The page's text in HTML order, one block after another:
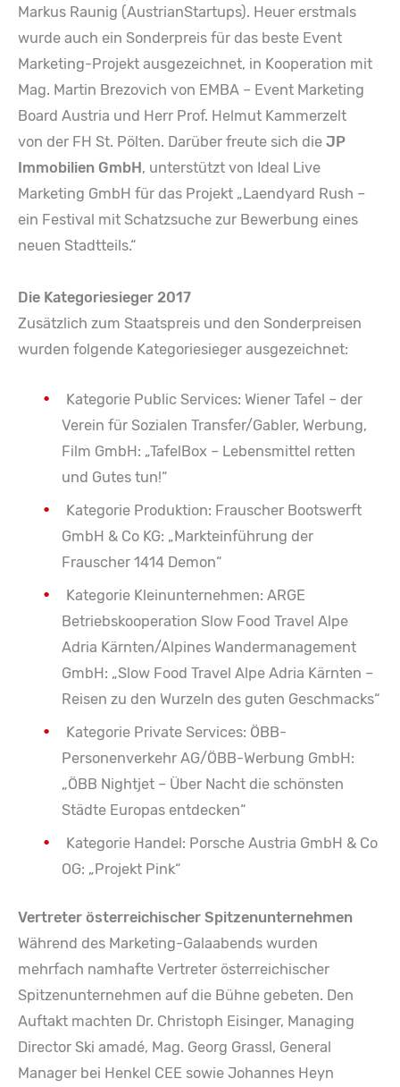
Markus Raunig (AustrianStartups). Heuer erstmals
wurde auch ein Sonderpreis für das beste Event
Marketing-Projekt ausgezeichnet, in Kooperation mit
Mag. Martin Brezovich von EMBA – Event Marketing
Board Austria und Herr Prof. Helmut Kammerzelt
von der FH St. Pölten. Darüber freute sich die JP
Immobilien GmbH , unterstützt von Ideal Live
Marketing GmbH für das Projekt „Laendyard Rush –
ein Festival mit Schatzsuche zur Bewerbung eines
neuen Stadtteils.“
Die Kategoriesieger 2017
Zusätzlich zum Staatspreis und den Sonderpreisen
wurden folgende Kategoriesieger ausgezeichnet:
Kategorie Public Services: Wiener Tafel – der
Verein für Sozialen Transfer/Gabler, Werbung,
Film GmbH: „TafelBox – Lebensmittel retten
und Gutes tun!“
Kategorie Produktion: Frauscher Bootswerft
GmbH & Co KG: „Markteinführung der
Frauscher 1414 Demon“
Kategorie Kleinunternehmen: ARGE
Betriebskooperation Slow Food Travel Alpe
Adria Kärnten/Alpines Wandermanagement
GmbH: „Slow Food Travel Alpe Adria Kärnten –
Reisen zu den Wurzeln des guten Geschmacks“
Kategorie Private Services: ÖBB-
Personenverkehr AG/ÖBB-Werbung GmbH:
„ÖBB Nightjet – Über Nacht die schönsten
Städte Europas entdecken“
Kategorie Handel: Porsche Austria GmbH & Co
OG: „Projekt Pink“
Vertreter österreichischer Spitzenunternehmen
Während des Marketing-Galaabends wurden
mehrfach namhafte Vertreter österreichischer
Spitzenunternehmen auf die Bühne gebeten. Den
Auftakt machten Dr. Christoph Eisinger, Managing
Director Ski amadé, Mag. Georg Grassl, General
Manager bei Henkel CEE sowie Johannes Heyn